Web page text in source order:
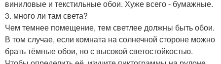
виниловые и текстильные обои. Хуже всего - бумажные.
3. много ли там света?
Чем темнее помещение, тем светлее должны быть обои.
В том случае, если комната на солнечной стороне можно
брать тёмные обои, но с высокой светостойкостью.